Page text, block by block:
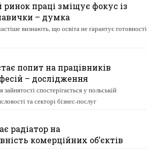
праці зміщує фокус із
– думка
визнають, що освіта не гарантує готовності
попит на працівників
– дослідження
спостерігається у польській
та секторі бізнес-послуг
радіатор на
комерційних об’єктів